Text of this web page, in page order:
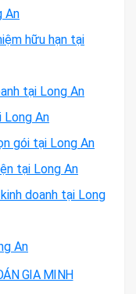
An
hữu hạn tại
tại Long An
Long An
gói tại Long An
tại Long An
doanh tại Long
An
GIA MINH